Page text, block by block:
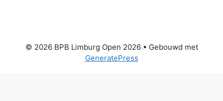
© 2026 BPB Limburg Open 2026• Gebouwd met
GeneratePress